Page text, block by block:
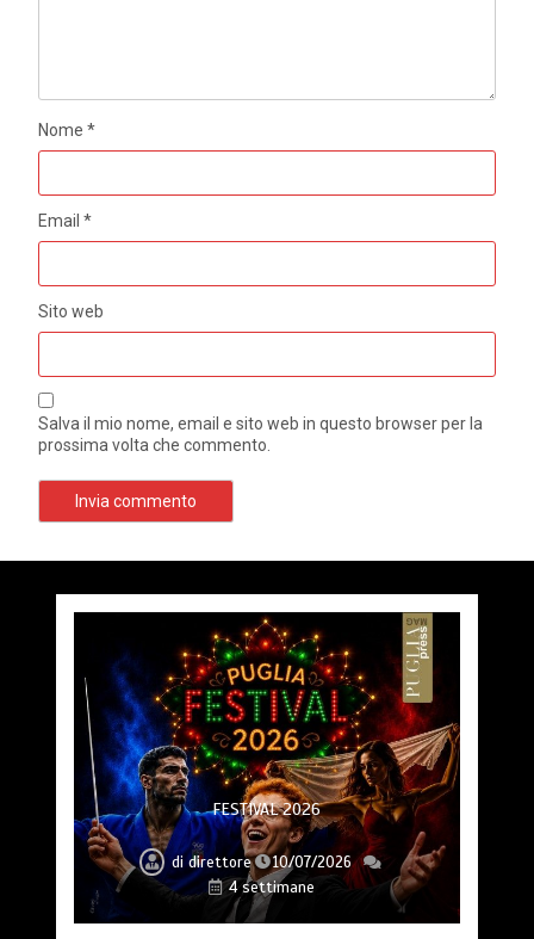
Nome*
Email*
Sito web
Salva il mio nome, email e sito web in questo browser per la
prossima volta che commento.
FESTIVAL 2026
didirettore
10/07/2026
4 settimane